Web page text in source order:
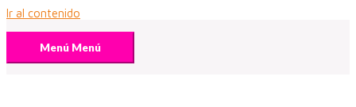
Ir al contenido
Menú Menú